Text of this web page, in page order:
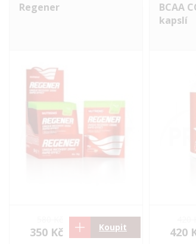
Regener
350 Kč Koupit
BCAA
kapslí
420